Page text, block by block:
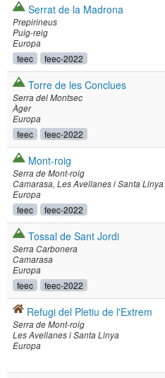
Serrat de la Madrona
Prepirineus
Puig-reig
Europa
feec feec-2022
Torre de les Conclues
Serra del Montsec
Àger
Europa
feec feec-2022
Mont-roig
Serra de Mont-roig
Camarasa Les Avellanes i Santa Linya
Europa
feec feec-2022
Tossal de Sant Jordi
Serra Carbonera
Camarasa
Europa
feec feec-2022
Refugi del Pletiu de l'Extrem
Serra de Mont-roig
Les Avellanes i Santa Linya
Europa